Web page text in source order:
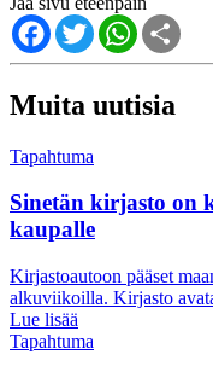
FacebookTwitterWhatsApp
Muita uutisia
Tapahtuma
Sinetän kirjasto on
kaupalle
Kirjastoautoon pääset
alkuviikoilla. Kirjasto
Lue lisää
Tapahtuma